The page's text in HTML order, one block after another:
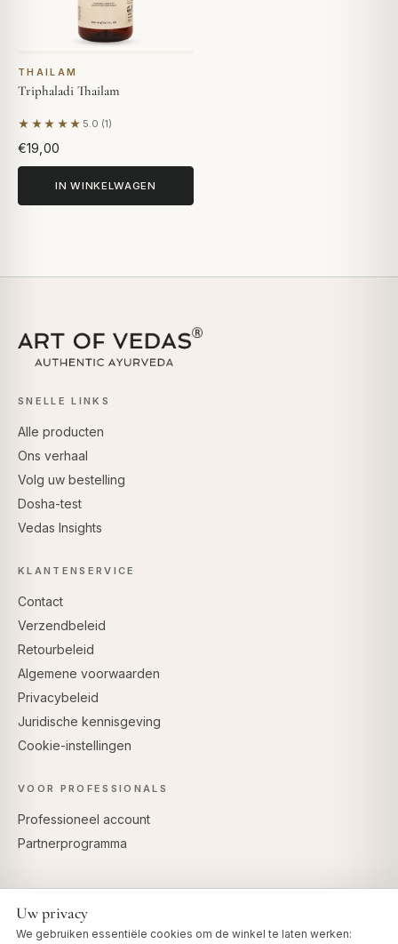
THAILAM
Triphaladi Thailam
★★★★★ 5.0 (1)
Gebaseerd op 1 beoordeling
€19,00
IN WINKELWAGEN
SNELLE LINKS
Alle producten
Ons verhaal
Volg uw bestelling
Dosha-test
Vedas Insights
KLANTENSERVICE
Contact
Verzendbeleid
Retourbeleid
Algemene voorwaarden
Privacybeleid
Juridische kennisgeving
Cookie-instellingen
VOOR PROFESSIONALS
Professioneel account
Partnerprogramma
Uw privacy
We gebruiken essentiële cookies om de winkel te laten werken: